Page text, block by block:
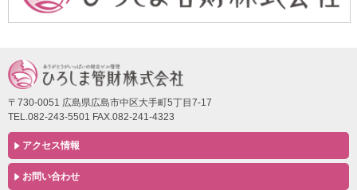
〒730-0051 広島県広島市中区大手町5丁目7-17
TEL.082-243-5501 FAX.082-241-4323
アクセス情報
お問い合わせ